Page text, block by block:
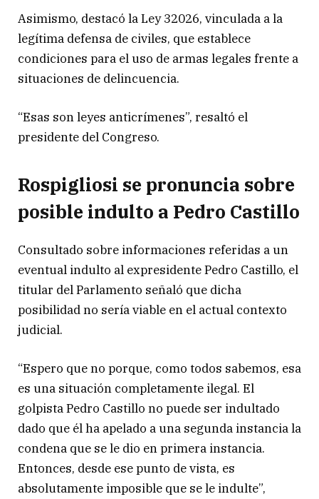
Asimismo, destacó la Ley 32026, vinculada a la
legítima defensa de civiles, que establece
condiciones para el uso de armas legales frente a
situaciones de delincuencia.
“Esas son leyes anticrímenes”, resaltó el
presidente del Congreso.
Rospigliosi se pronuncia sobre
posible indulto a Pedro Castillo
Consultado sobre informaciones referidas a un
eventual indulto al expresidente Pedro Castillo, el
titular del Parlamento señaló que dicha
posibilidad no sería viable en el actual contexto
judicial.
“Espero que no porque, como todos sabemos, esa
es una situación completamente ilegal. El
golpista Pedro Castillo no puede ser indultado
dado que él ha apelado a una segunda instancia la
condena que se le dio en primera instancia.
Entonces, desde ese punto de vista, es
absolutamente imposible que se le indulte”,